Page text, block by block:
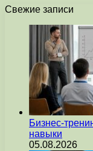
Свежие записи
Бизнес-
навыки
05.08.2026